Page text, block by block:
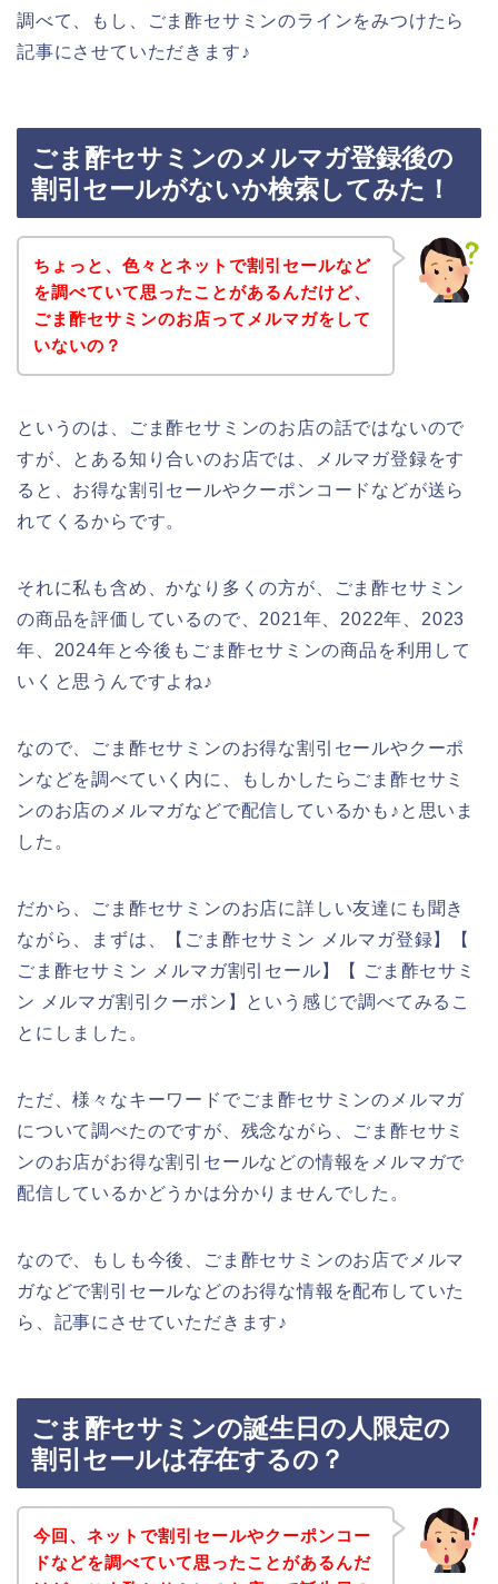
調べて、もし、ごま酢セサミンのラインをみつけたら
記事にさせていただきます♪
ごま酢セサミンのメルマガ登録後の
割引セールがないか検索してみた！
ちょっと、色々とネットで割引セールなど
を調べていて思ったことがあるんだけど、
ごま酢セサミンのお店ってメルマガをして
いないの？
というのは、ごま酢セサミンのお店の話ではないので
すが、とある知り合いのお店では、メルマガ登録をす
ると、お得な割引セールやクーポンコードなどが送ら
れてくるからです。
それに私も含め、かなり多くの方が、ごま酢セサミン
の商品を評価しているので、2021年、2022年、2023
年、2024年と今後もごま酢セサミンの商品を利用して
いくと思うんですよね♪
なので、ごま酢セサミンのお得な割引セールやクーポ
ンなどを調べていく内に、もしかしたらごま酢セサミ
ンのお店のメルマガなどで配信しているかも♪と思いま
した。
だから、ごま酢セサミンのお店に詳しい友達にも聞き
ながら、まずは、【ごま酢セサミン メルマガ登録】【
ごま酢セサミン メルマガ割引セール】【 ごま酢セサミ
ン メルマガ割引クーポン】という感じで調べてみるこ
とにしました。
ただ、様々なキーワードでごま酢セサミンのメルマガ
について調べたのですが、残念ながら、ごま酢セサミ
ンのお店がお得な割引セールなどの情報をメルマガで
配信しているかどうかは分かりませんでした。
なので、もしも今後、ごま酢セサミンのお店でメルマ
ガなどで割引セールなどのお得な情報を配布していた
ら、記事にさせていただきます♪
ごま酢セサミンの誕生日の人限定の
割引セールは存在するの？
今回、ネットで割引セールやクーポンコー
ドなどを調べていて思ったことがあるんだ